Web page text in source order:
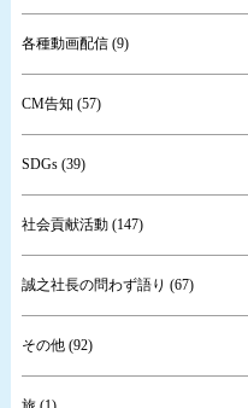
各種動画配信 (9)
CM告知 (57)
SDGs (39)
社会貢献活動 (147)
誠之社長の問わず語り (67)
その他 (92)